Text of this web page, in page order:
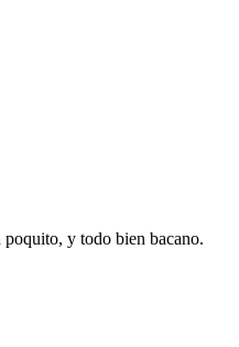
y todo bien bacano.